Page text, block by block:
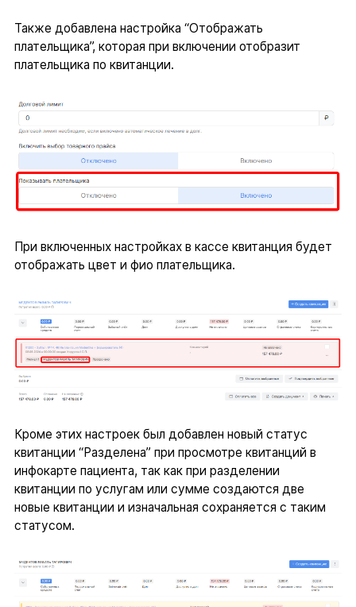
Также добавлена настройка “Отображать
плательщика”, которая при включении отобразит
плательщика по квитанции.
При включенных настройках в кассе квитанция будет
отображать цвет и фио плательщика.
Кроме этих настроек был добавлен новый статус
квитанции “Разделена” при просмотре квитанций в
инфокарте пациента, так как при разделении
квитанции по услугам или сумме создаются две
новые квитанции и изначальная сохраняется с таким
статусом.